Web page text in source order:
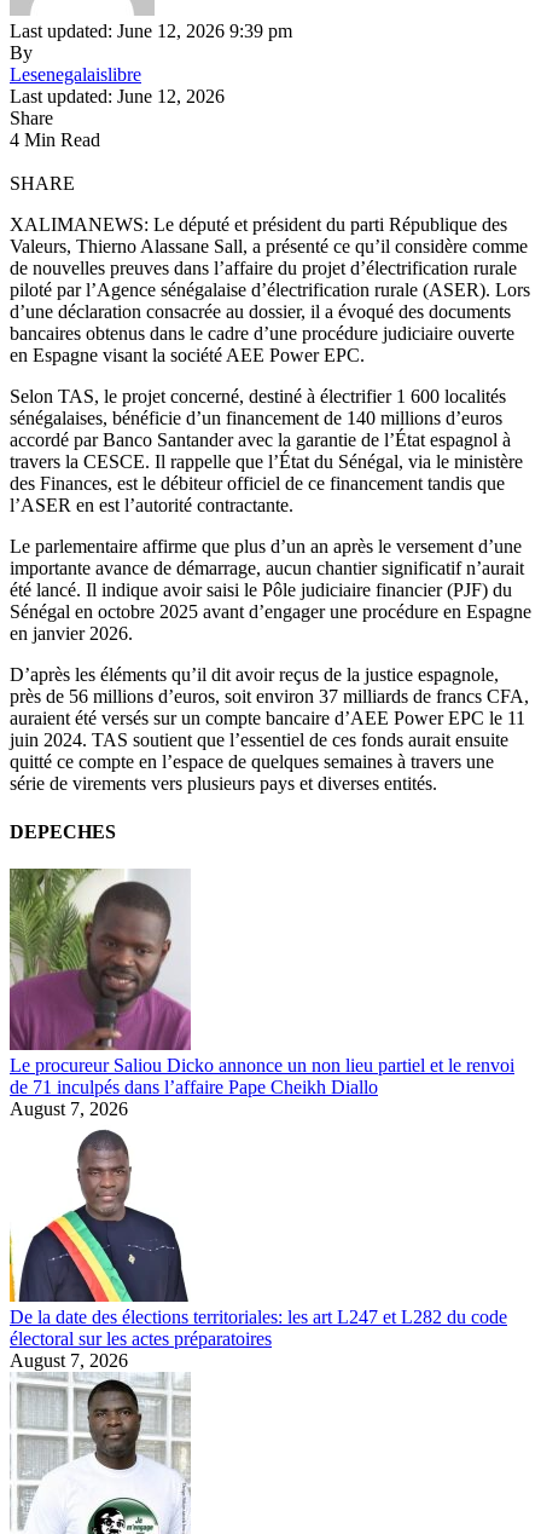
Last updated: June 12, 2026 9:39 pm
By
Lesenegalaislibre
Last updated: June 12, 2026
Share
4 Min Read
SHARE
XALIMANEWS: Le député et président du parti République des
Valeurs, Thierno Alassane Sall, a présenté ce qu’il considère comme
de nouvelles preuves dans l’affaire du projet d’électrification rurale
piloté par l’Agence sénégalaise d’électrification rurale (ASER). Lors
d’une déclaration consacrée au dossier, il a évoqué des documents
bancaires obtenus dans le cadre d’une procédure judiciaire ouverte
en Espagne visant la société AEE Power EPC.
Selon TAS, le projet concerné, destiné à électrifier 1 600 localités
sénégalaises, bénéficie d’un financement de 140 millions d’euros
accordé par Banco Santander avec la garantie de l’État espagnol à
travers la CESCE. Il rappelle que l’État du Sénégal, via le ministère
des Finances, est le débiteur officiel de ce financement tandis que
l’ASER en est l’autorité contractante.
Le parlementaire affirme que plus d’un an après le versement d’une
importante avance de démarrage, aucun chantier significatif n’aurait
été lancé. Il indique avoir saisi le Pôle judiciaire financier (PJF) du
Sénégal en octobre 2025 avant d’engager une procédure en Espagne
en janvier 2026.
D’après les éléments qu’il dit avoir reçus de la justice espagnole,
près de 56 millions d’euros, soit environ 37 milliards de francs CFA,
auraient été versés sur un compte bancaire d’AEE Power EPC le 11
juin 2024. TAS soutient que l’essentiel de ces fonds aurait ensuite
quitté ce compte en l’espace de quelques semaines à travers une
série de virements vers plusieurs pays et diverses entités.
DEPECHES
Le procureur Saliou Dicko annonce un non lieu partiel et le renvoi
de 71 inculpés dans l’affaire Pape Cheikh Diallo
August 7, 2026
De la date des élections territoriales: les art L247 et L282 du code
électoral sur les actes préparatoires
August 7, 2026